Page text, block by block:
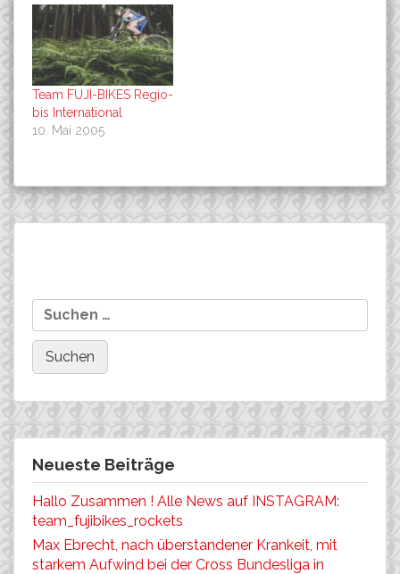
Team FUJI-BIKES Regio-
bis International
10. Mai 2005
Neueste Beiträge
Hallo Zusammen ! Alle News auf INSTAGRAM:
team_fujibikes_rockets
Max Ebrecht, nach überstandener Krankeit, mit
starkem Aufwind bei der Cross Bundesliga in